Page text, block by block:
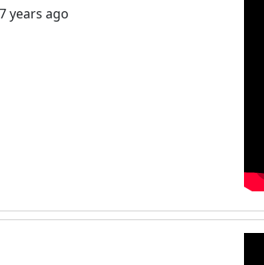
years ago